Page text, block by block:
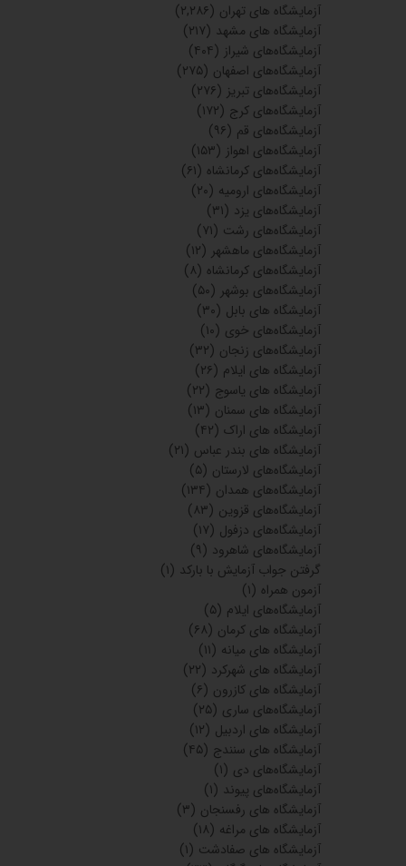
آزمایشگاه‌ های تهران (۲,۲۸۶)
آزمایشگاه های مشهد (۲۱۷)
آزمایشگاه‌های شیراز (۴۰۴)
آزمایشگاه‌های اصفهان (۲۷۵)
آزمایشگاه‌های تبریز (۲۷۶)
آزمایشگاه‌های کرج (۱۷۲)
آزمایشگاه‌های قم (۹۶)
آزمایشگاه‌های اهواز (۱۵۳)
آزمایشگاه‌های کرمانشاه (۶۱)
آزمایشگاه‌های ارومیه (۲۰)
آزمایشگاه‌های یزد (۳۱)
آزمایشگاه‌های رشت (۷۱)
آزمایشگاه‌های ماهشهر (۱۲)
آزمایشگاه‌های کرمانشاه (۸)
آزمایشگاه‌های بوشهر (۵۰)
آزمایشگاه های بابل (۳۰)
آزمایشگاه‌های خوی (۱۰)
آزمایشگاه‌های زنجان (۳۲)
آزمایشگاه های ایلام (۲۶)
آزمایشگاه های یاسوج (۲۲)
آزمایشگاه های سمنان (۱۳)
آزمایشگاه های اراک (۴۲)
آزمایشگاه های بندر عباس (۲۱)
آزمایشگاه‌های لارستان (۵)
آزمایشگاه‌های همدان (۱۳۴)
آزمایشگاه‌های قزوین (۸۳)
آزمایشگاه‌های دزفول (۱۷)
آزمایشگاه‌های شاهرود (۹)
گرفتن جواب آزمایش با بارکد (۱)
آزمون همراه (۱)
آزمایشگاه‌های ایلام (۵)
آزمایشگاه های کرمان (۶۸)
آزمایشگاه های میانه (۱۱)
آزمایشگاه های شهرکرد (۲۲)
آزمایشگاه های کازرون (۶)
آزمایشگاه‌های ساری (۲۵)
آزمایشگاه های اردبیل (۱۲)
آزمایشگاه های سنندج (۴۵)
آزمایشگاه‌های دی (۱)
آزمایشگاه‌های پیوند (۱)
آزمایشگاه های رفسنجان (۳)
آزمایشگاه های مراغه (۱۸)
آزمایشگاه های صفادشت (۱)